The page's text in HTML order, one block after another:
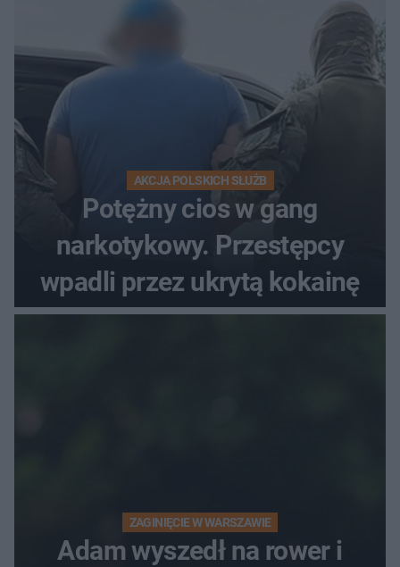
AKCJA POLSKICH SŁUŻB
Potężny cios w gang
narkotykowy. Przestępcy
wpadli przez ukrytą kokainę
ZAGINIĘCIE W WARSZAWIE
Adam wyszedł na rower i